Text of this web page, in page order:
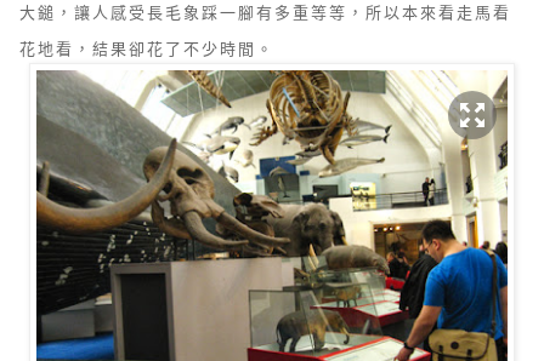
大鎚，讓人感受長毛象踩一腳有多重等等，所以本來看走馬看
花地看，結果卻花了不少時間。